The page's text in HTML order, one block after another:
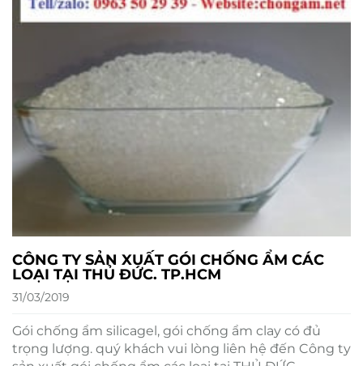
CÔNG TY SẢN XUẤT GÓI CHỐNG ẨM CÁC
LOẠI TẠI THỦ ĐỨC. TP.HCM
31/03/2019
Gói chống ẩm silicagel, gói chống ẩm clay có đủ
trọng lượng. quý khách vui lòng liên hệ đến Công ty